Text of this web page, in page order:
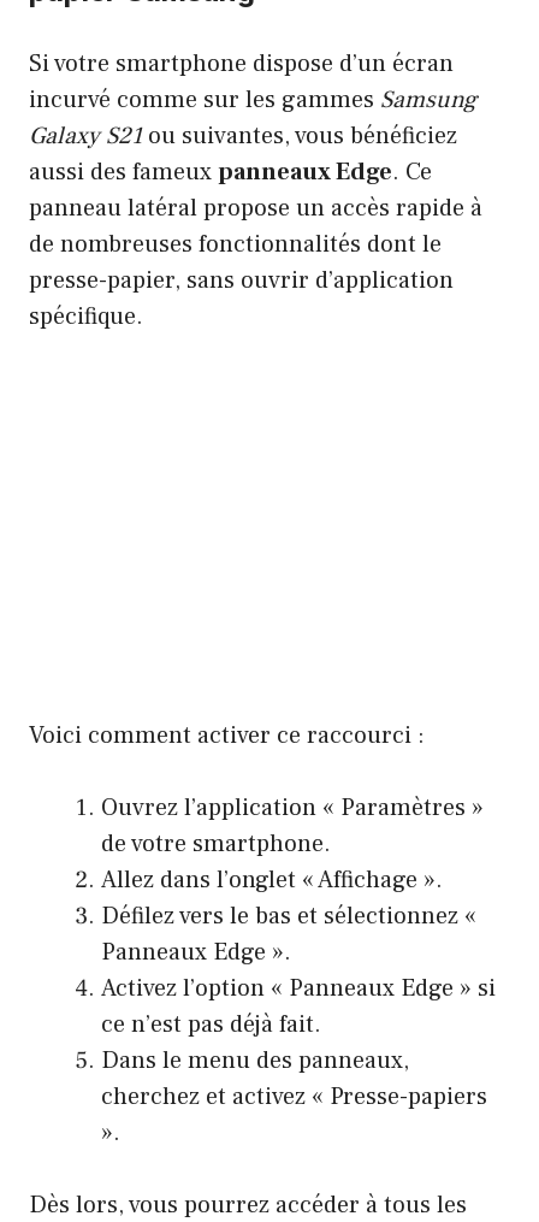
Si votre smartphone dispose d’un écran
incurvé comme sur les gammes Samsung
Galaxy S21ou suivantes, vous bénéficiez
aussi des fameuxpanneaux Edge. Ce
panneau latéral propose un accès rapide à
de nombreuses fonctionnalités dont le
presse-papier, sans ouvrir d’application
spécifique.
Voici comment activer ce raccourci :
Ouvrez l’application « Paramètres »
de votre smartphone.
Allez dans l’onglet « Affichage ».
Défilez vers le bas et sélectionnez «
Panneaux Edge ».
Activez l’option « Panneaux Edge » si
ce n’est pas déjà fait.
Dans le menu des panneaux,
cherchez et activez « Presse-papiers
».
Dès lors, vous pourrez accéder à tous les